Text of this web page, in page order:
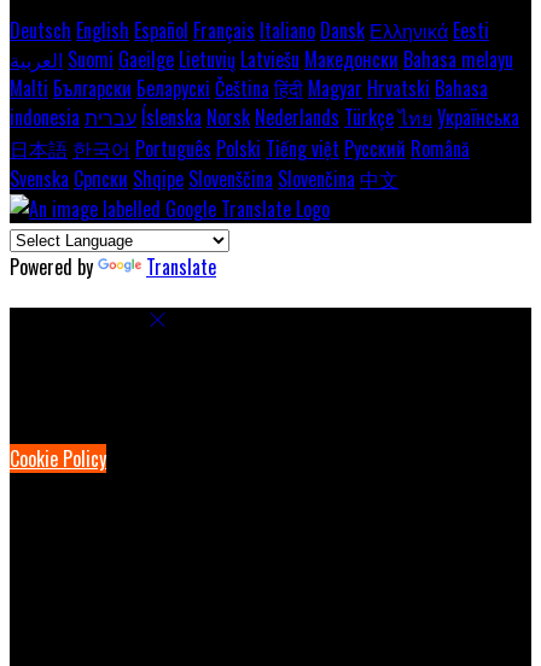
Deutsch English Español Français Italiano Dansk Ελληνικά Eesti
العربية Suomi Gaeilge Lietuvių Latviešu Македонски Bahasa melayu
Malti Български Беларускі Čeština हिंदी Magyar Hrvatski Bahasa
indonesia עברית Íslenska Norsk Nederlands Türkçeไทย Українська
日本語 한국어 Português Polski Tiếng việt Русский Română
Svenska Српски Shqipe Slovenščina Slovenčina 中文
Powered by Translate
Cookie Policy